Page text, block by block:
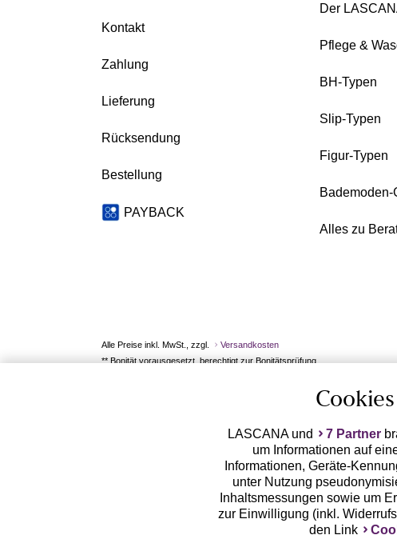
Kontakt
Zahlung
Lieferung
Rücksendung
Bestellung
PAYBACK
Der
Pflege &
BH-Typen
Slip-Typen
Figur-Typen
Bademoden-
Alles zu
Alle Preise inkl. MwSt., zzgl.
Versandkosten
** Bonität vorausgesetzt, berechtigt zur Bonitätsprüfung
LASCANA und 7 Partner
um Informationen auf
Informationen, Geräte-
unter Nutzung
Inhaltsmessungen sowie um
zur Einwilligung (inkl.
den Link